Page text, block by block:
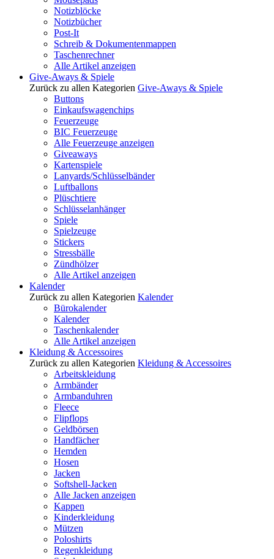
Notizblöcke
Notizbücher
Post-It
Schreib & Dokumentenmappen
Taschenrechner
Alle Artikel anzeigen
Give-Aways & Spiele
Zurück zu allen Kategorien Give-Aways & Spiele
Buttons
Einkaufswagenchips
Feuerzeuge
BIC Feuerzeuge
Alle Feuerzeuge anzeigen
Giveaways
Kartenspiele
Lanyards/Schlüsselbänder
Luftballons
Plüschtiere
Schlüsselanhänger
Spiele
Spielzeuge
Stickers
Stressbälle
Zündhölzer
Alle Artikel anzeigen
Kalender
Zurück zu allen Kategorien Kalender
Bürokalender
Kalender
Taschenkalender
Alle Artikel anzeigen
Kleidung & Accessoires
Zurück zu allen Kategorien Kleidung & Accessoires
Arbeitskleidung
Armbänder
Armbanduhren
Fleece
Flipflops
Geldbörsen
Handfächer
Hemden
Hosen
Jacken
Softshell-Jacken
Alle Jacken anzeigen
Kappen
Kinderkleidung
Mützen
Poloshirts
Regenkleidung